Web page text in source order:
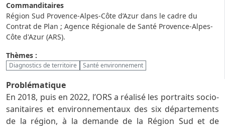
Commanditaires
Région Sud Provence-Alpes-Côte d’Azur dans le cadre du
Contrat de Plan ; Agence Régionale de Santé Provence-Alpes-
Côte d'Azur (ARS).
Thèmes :
Diagnostics de territoire Santé environnement
Problématique
En 2018, puis en 2022, l’ORS a réalisé les portraits socio-
sanitaires et environnementaux des six départements
de la région, à la demande de la Région Sud et de